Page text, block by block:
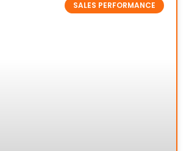
SALES PERFORMANCE